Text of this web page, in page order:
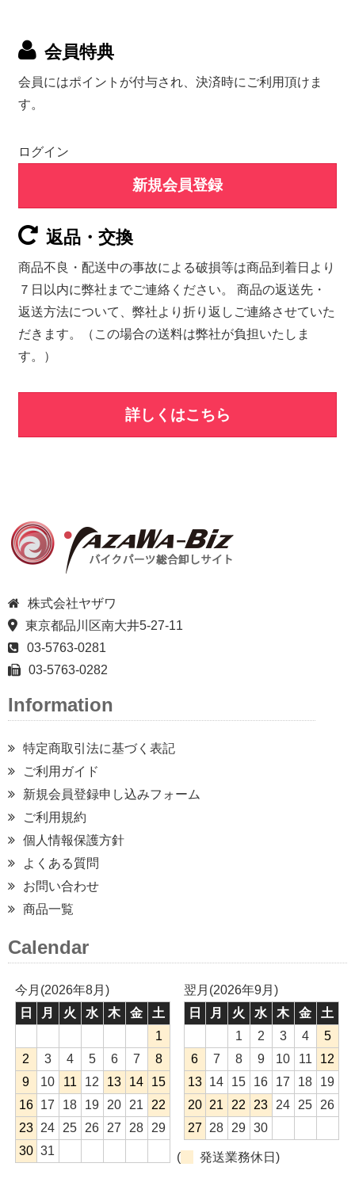
会員特典
会員にはポイントが付与され、決済時にご利用頂けま
す。
ログイン
新規会員登録
返品・交換
商品不良・配送中の事故による破損等は商品到着日より
７日以内に弊社までご連絡ください。 商品の返送先・
返送方法について、弊社より折り返しご連絡させていた
だきます。（この場合の送料は弊社が負担いたしま
す。）
詳しくはこちら
株式会社ヤザワ
東京都品川区南大井5-27-11
03-5763-0281
03-5763-0282
Information
特定商取引法に基づく表記
ご利用ガイド
新規会員登録申し込みフォーム
ご利用規約
個人情報保護方針
よくある質問
お問い合わせ
商品一覧
Calendar
今月(2026年8月)
日
月 火 水 木 金
土
1
2
3 4 5 6 7
8
9
10 11 12 13 14
15
16
17 18 19 20 21
22
23
24 25 26 27 28
29
30 31
翌月(2026年9月)
日
月 火 水 木 金
土
1
2 3 4
5
6
7 8 9 10 11
12
13
14 15 16 17 18
19
20
21 22 23 24 25
26
27
28 29 30
( 発送業務休日)